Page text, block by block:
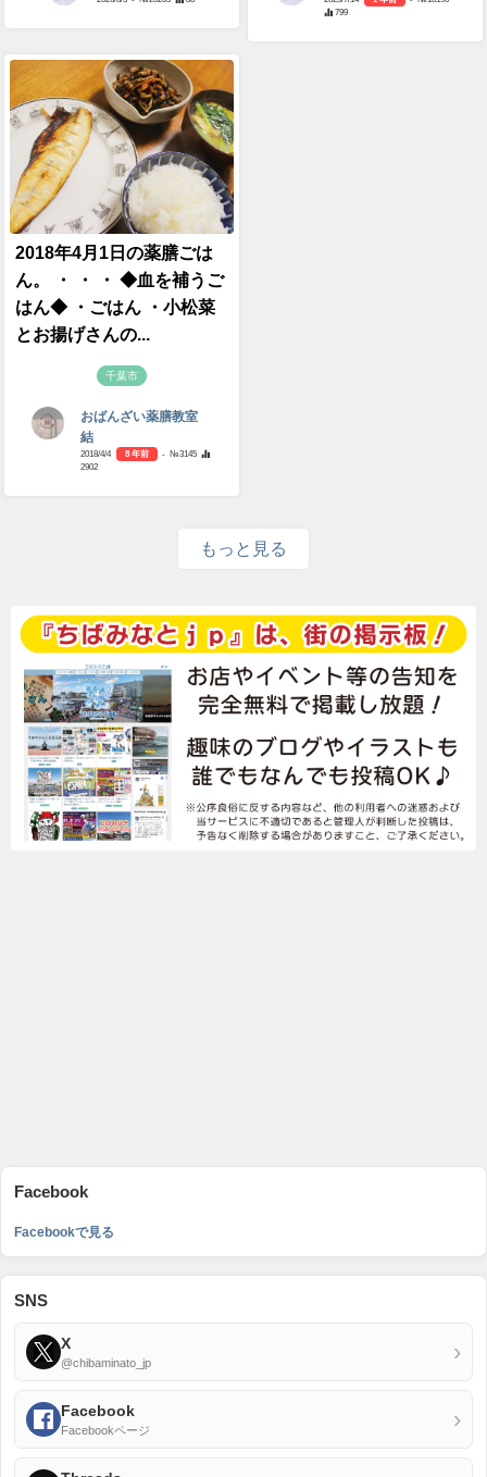
799
2018年4月1日の薬膳ごは
ん。 ・ ・ ・ ◆血を補うご
はん◆ ・ごはん ・小松菜
とお揚げさんの...
千葉市
おばんざい薬膳教室
結
2018/4/4 8 年前
- №3145
2902
もっと見る
Facebook
Facebookで見る
SNS
X
@chibaminato_jp ›
Facebook
Facebookページ ›